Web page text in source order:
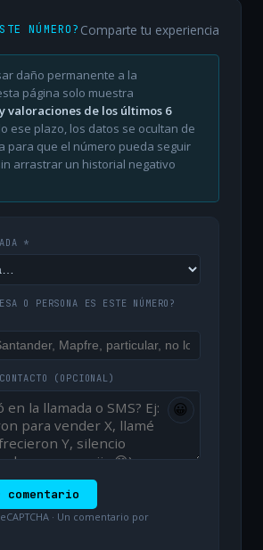
NÚMERO? Comparte tu experiencia
daño permanente a la
página solo muestra
valoraciones de los últimos 6
ese plazo, los datos se ocultan de
para que el número pueda seguir
arrastrar un historial negativo
*
O PERSONA ES ESTE NÚMERO?
(OPCIONAL)
😀
· Un comentario por